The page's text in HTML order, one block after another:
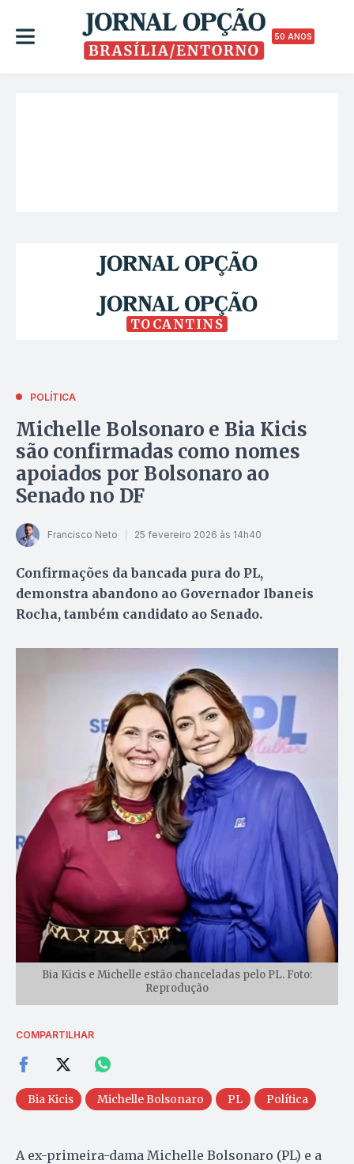
50 ANOS
TOCANTINS
POLÍTICA
Michelle Bolsonaro e Bia Kicis
são confirmadas como nomes
apoiados por Bolsonaro ao
Senado no DF
Francisco Neto 25 fevereiro 2026 às 14h40
Confirmações da bancada pura do PL,
demonstra abandono ao Governador Ibaneis
Rocha, também candidato ao Senado.
Bia Kicis e Michelle estão chanceladas pelo PL. Foto:
Reprodução
COMPARTILHAR
Bia Kicis Michelle Bolsonaro PL Política
A ex-primeira-dama Michelle Bolsonaro (PL) e a